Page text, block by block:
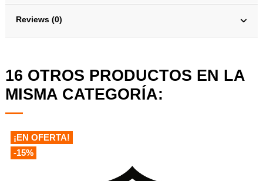
Reviews (0)
16 OTROS PRODUCTOS EN LA
MISMA CATEGORÍA:
¡EN OFERTA!
-15%